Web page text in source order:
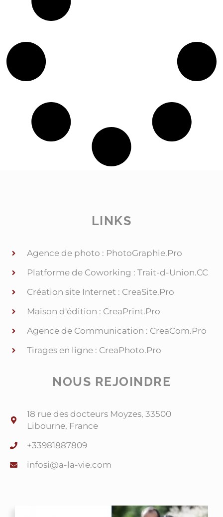
LINKS
Agence de photo : PhotoGraphie.Pro
Platforme de Coworking : Trait-d-Union.CC
Création site Internet : CreaSite.Pro
Maison d'édition : CreaPrint.Pro
Agence de Communication : CreaCom.Pro
Tirages en ligne : CreaPhoto.Pro
NOUS REJOINDRE
18 rue des docteurs Moyzes, 33500
Libourne, France
+33981887809
moc.eiv-al-a
@isofni